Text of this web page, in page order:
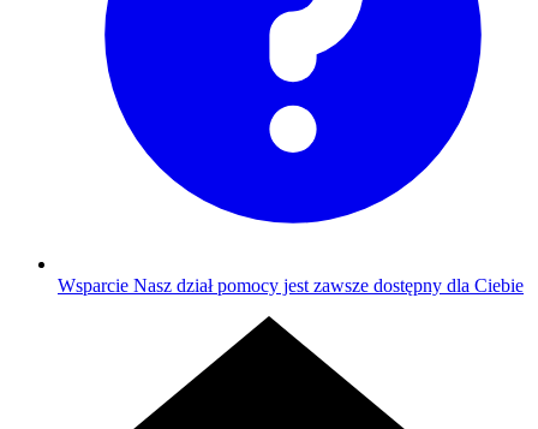
Wsparcie Nasz dział pomocy jest zawsze dostępny dla Ciebie